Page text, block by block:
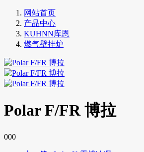
网站首页
产品中心
KUHNN库恩
燃气壁挂炉
Polar F/FR 博拉
000